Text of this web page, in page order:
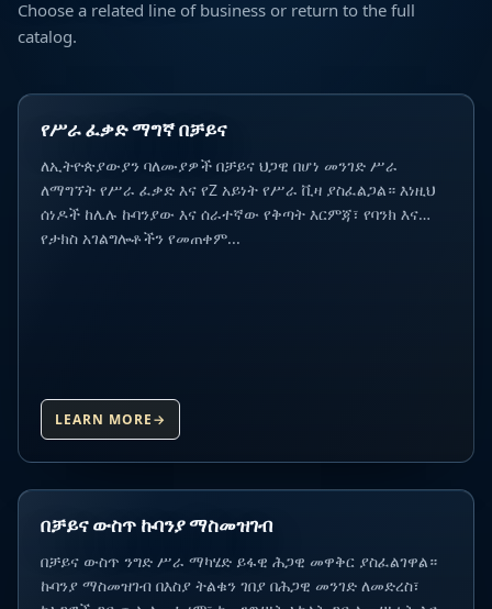
Choose a related line of business or return to the full
catalog.
የሥራ ፈቃድ ማግኛ በቻይና
ለኢትዮጵያውያን ባለሙያዎች በቻይና ህጋዊ በሆነ መንገድ ሥራ
ለማግኘት የሥራ ፈቃድ እና የZ አይነት የሥራ ቪዛ ያስፈልጋል። እነዚህ
ሰነዶች ከሌሉ ኩባንያው እና ሰራተኛው የቅጣት እርምጃ፣ የባንክ እና
የታክስ አገልግሎቶችን የመጠቀም...
LEARN MORE→
በቻይና ውስጥ ኩባንያ ማስመዝገብ
በቻይና ውስጥ ንግድ ሥራ ማካሄድ ይፋዊ ሕጋዊ መዋቅር ያስፈልገዋል።
ኩባንያ ማስመዝገብ በእስያ ትልቁን ገበያ በሕጋዊ መንገድ ለመድረስ፣